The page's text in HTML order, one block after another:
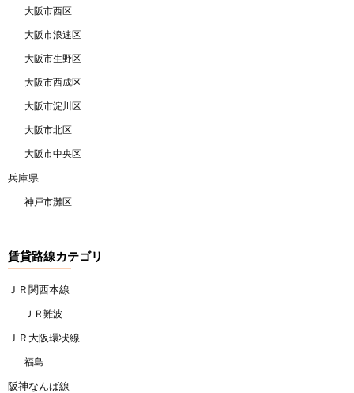
大阪市西区
大阪市浪速区
大阪市生野区
大阪市西成区
大阪市淀川区
大阪市北区
大阪市中央区
兵庫県
神戸市灘区
賃貸路線カテゴリ
ＪＲ関西本線
ＪＲ難波
ＪＲ大阪環状線
福島
阪神なんば線